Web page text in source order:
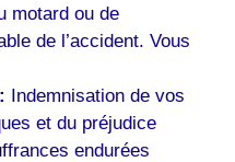
motard ou de
de l’accident. Vous
Indemnisation de vos
et du préjudice
endurées